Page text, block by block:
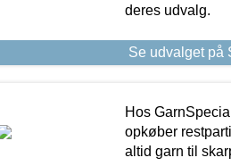
deres udvalg.
Se udvalget på
Hos
opkøber
altid garn til